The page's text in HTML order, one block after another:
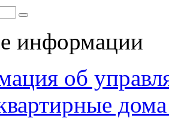
информации
об